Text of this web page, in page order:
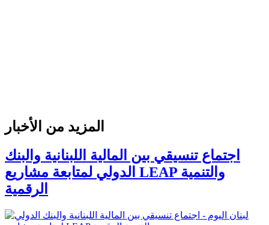
المزيد من الأخبار
اجتماع تنسيقي بين المالية اللبنانية والبنك
الدولي لمتابعة مشاريع LEAP والتنمية
الرقمية